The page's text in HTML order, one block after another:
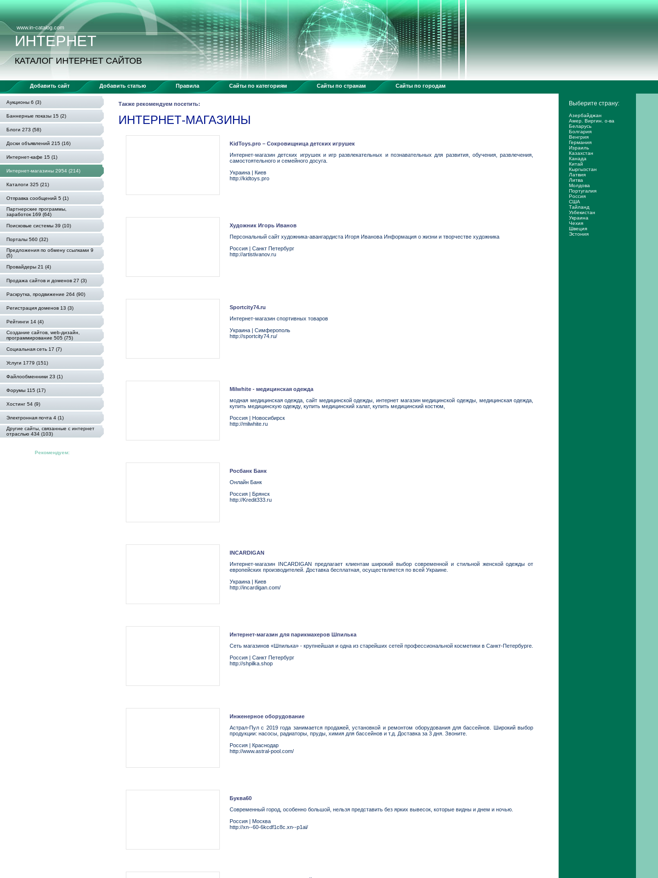
www.in-catalog.com
ИНТЕРНЕТ
КАТАЛОГ ИНТЕРНЕТ САЙТОВ
Добавить сайт Добавить статью Правила Сайты по категориям Сайты по странам Сайты по городам
Аукционы 6 (3)
Баннерные показы 15 (2)
Блоги 273 (58)
Доски объявлений 215 (16)
Интернет-кафе 15 (1)
Интернет-магазины 2954 (214)
Каталоги 325 (21)
Отправка сообщений 5 (1)
Партнерские программы,
заработок 169 (64)
Поисковые системы 39 (10)
Порталы 560 (32)
Предложения по обмену ссылками 9
(5)
Провайдеры 21 (4)
Продажа сайтов и доменов 27 (3)
Раскрутка, продвижение 264 (90)
Регистрация доменов 13 (3)
Рейтинги 14 (4)
Создание сайтов, web-дизайн,
программирование 505 (75)
Социальная сеть 17 (7)
Услуги 1779 (151)
Файлообменники 23 (1)
Форумы 115 (17)
Хостинг 54 (9)
Электронная почта 4 (1)
Другие сайты, связанные с интернет
отраслью 434 (103)
Рекомендуем:
Также рекомендуем посетить:
ИНТЕРНЕТ-МАГАЗИНЫ
KidToys.pro – Сокровищница детских игрушек
Интернет-магазин детских игрушек и игр развлекательных и познавательных для развития, обучения, развлечения,
самостоятельного и семейного досуга.
Украина | Киев
http://kidtoys.pro
Художник Игорь Иванов
Персональный сайт художника-авангардиста Игоря Иванова Информация о жизни и творчестве художника
Россия | Санкт Петербург
http://artistivanov.ru
Sportcity74.ru
Интернет-магазин спортивных товаров
Украина | Симферополь
http://sportcity74.ru/
Milwhite - медицинская одежда
модная медицинская одежда, сайт медицинской одежды, интернет магазин медицинской одежды, медицинская одежда,
купить медицинскую одежду, купить медицинский халат, купить медицинский костюм,
Россия | Новосибирск
http://milwhite.ru
Росбанк Банк
Онлайн Банк
Россия | Брянск
http://Kredit333.ru
INCARDIGAN
Интернет-магазин INCARDIGAN предлагает клиентам широкий выбор современной и стильной женской одежды от
европейских производителей. Доставка бесплатная, осуществляется по всей Украине.
Украина | Киев
http://incardigan.com/
Интернет-магазин для парикмахеров Шпилька
Сеть магазинов «Шпилька» - крупнейшая и одна из старейших сетей профессиональной косметики в Санкт-Петербурге.
Россия | Санкт Петербург
http://shpilka.shop
Инженерное оборудование
Астрал-Пул с 2019 года занимается продажей, установкой и ремонтом оборудования для бассейнов. Широкий выбор
продукции: насосы, радиаторы, пруды, химия для бассейнов и т.д. Доставка за 3 дня. Звоните.
Россия | Краснодар
http://www.astral-pool.com/
Буква60
Современный город, особенно большой, нельзя представить без ярких вывесок, которые видны и днем и ночью.
Россия | Москва
http://xn--60-6kcdf1c8c.xn--p1ai/
Выберите страну:
Азербайджан
Амер. Виргин. о-ва
Беларусь
Болгария
Венгрия
Германия
Израиль
Казахстан
Канада
Китай
Кыргызстан
Латвия
Литва
Молдова
Португалия
Россия
США
Тайланд
Узбекистан
Украина
Чехия
Швеция
Эстония